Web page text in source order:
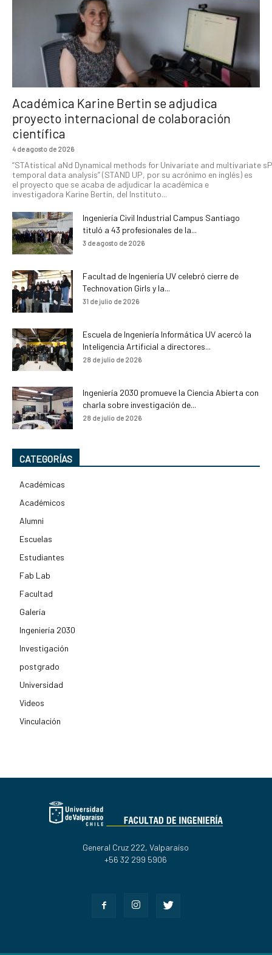
Académica Karine Bertin se adjudica
proyecto internacional de colaboración
científica
4 de agosto de 2026
“STAtistical aNd Dynamical methods for Univariate and multivariate
temporal data analysis” (STAND UP, por su acrónimo en inglés) es
el proyecto que se acaba de adjudicar la académica e
investigadora Karine Bertin, del Instituto...
Ingeniería Civil Industrial Campus Santiago
tituló a 43 profesionales de la...
3 de agosto de 2026
Facultad de Ingeniería UV celebró cierre de
Technovation Girls y la...
31 de julio de 2026
Escuela de Ingeniería Informática UV acercó la
Inteligencia Artificial a directores...
28 de julio de 2026
Ingeniería 2030 promueve la Ciencia Abierta con
charla sobre investigación de...
28 de julio de 2026
CATEGORÍAS
Académicas
Académicos
Alumni
Escuelas
Estudiantes
Fab Lab
Facultad
Galería
Ingeniería 2030
Investigación
postgrado
Universidad
Videos
Vinculación
General Cruz 222, Valparaíso
+56 32 299 5906